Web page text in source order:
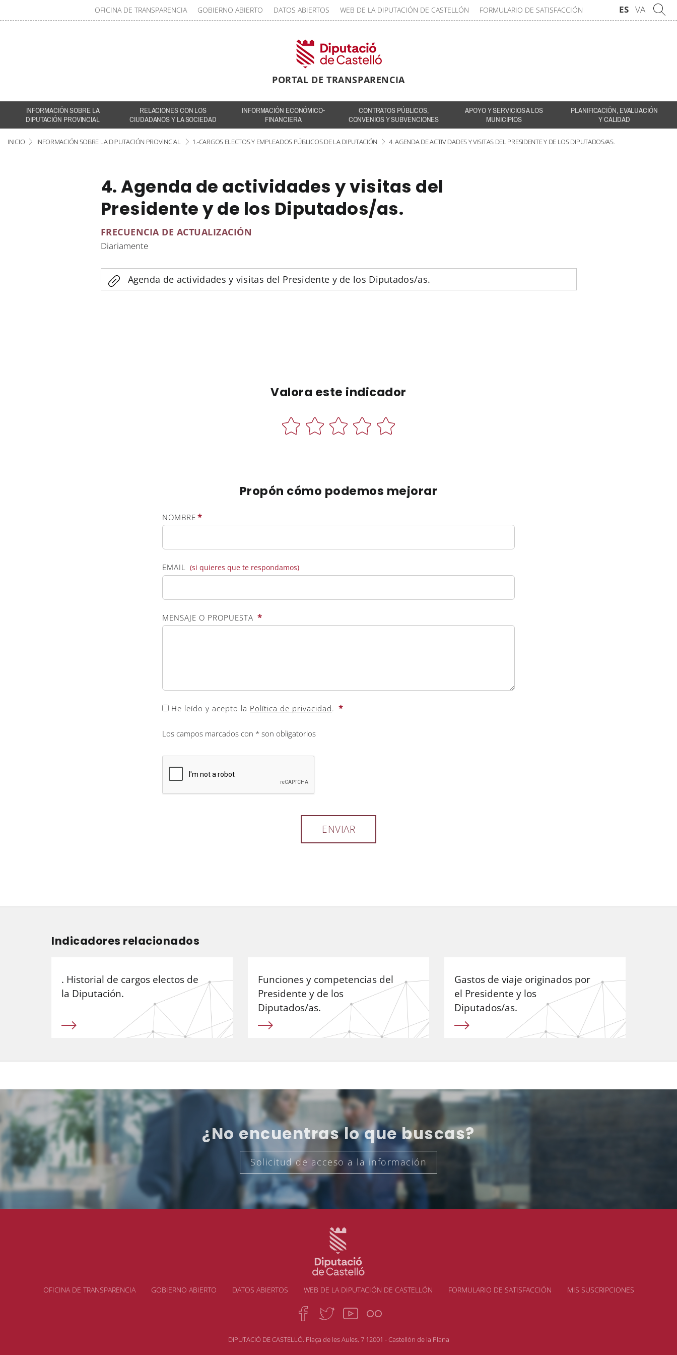
OFICINA DE TRANSPARENCIA GOBIERNO ABIERTO DATOS ABIERTOS WEB DE LA DIPUTACIÓN DE CASTELLÓN FORMULARIO DE SATISFACCIÓN ES VA
PORTAL DE TRANSPARENCIA
INFORMACIÓN SOBRE LA
DIPUTACIÓN PROVINCIAL
RELACIONES CON LOS
CIUDADANOS Y LA SOCIEDAD
INFORMACIÓN ECONÓMICO-
FINANCIERA
CONTRATOS PÚBLICOS,
CONVENIOS Y SUBVENCIONES
APOYO Y SERVICIOS A LOS
MUNICIPIOS
PLANIFICACIÓN, EVALUACIÓN
Y CALIDAD
INICIO INFORMACIÓN SOBRE LA DIPUTACIÓN PROVINCIAL 1.-CARGOS ELECTOS Y EMPLEADOS PÚBLICOS DE LA DIPUTACIÓN 4. AGENDA DE ACTIVIDADES Y VISITAS DEL PRESIDENTE Y DE LOS DIPUTADOS/AS.
4. Agenda de actividades y visitas del
Presidente y de los Diputados/as.
FRECUENCIA DE ACTUALIZACIÓN
Diariamente
Agenda de actividades y visitas del Presidente y de los Diputados/as.
Valora este indicador
Propón cómo podemos mejorar
NOMBRE *
EMAIL (si quieres que te respondamos)
MENSAJE O PROPUESTA *
He leído y acepto la Política de privacidad. *
Los campos marcados con * son obligatorios
Indicadores relacionados
. Historial de cargos electos de
la Diputación.
Funciones y competencias del
Presidente y de los
Diputados/as.
Gastos de viaje originados por
el Presidente y los
Diputados/as.
¿No encuentras lo que buscas?
Solicitud de acceso a la información
OFICINA DE TRANSPARENCIA GOBIERNO ABIERTO DATOS ABIERTOS WEB DE LA DIPUTACIÓN DE CASTELLÓN FORMULARIO DE SATISFACCIÓN MIS SUSCRIPCIONES
DIPUTACIÓ DE CASTELLÓ. Plaça de les Aules, 7 12001 - Castellón de la Plana